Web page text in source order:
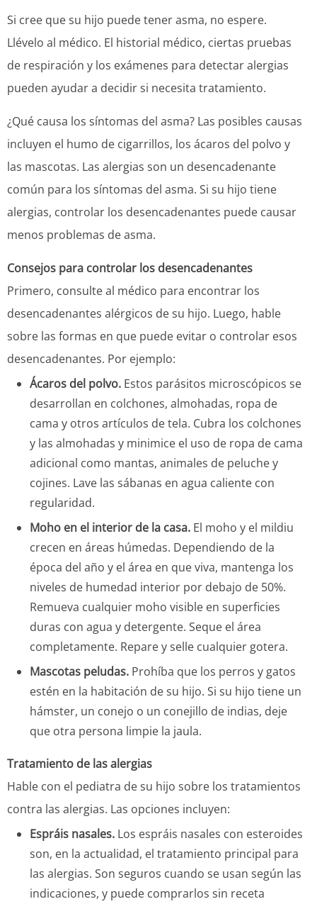
Si cree que su hijo puede tener asma, no espere.
Llévelo al médico. El historial médico, ciertas pruebas
de respiración y los exámenes para detectar alergias
pueden ayudar a decidir si necesita tratamiento.
¿Qué causa los síntomas del asma? Las posibles causas
incluyen el humo de cigarrillos, los ácaros del polvo y
las mascotas. Las alergias son un desencadenante
común para los síntomas del asma. Si su hijo tiene
alergias, controlar los desencadenantes puede causar
menos problemas de asma.
Consejos para controlar los desencadenantes
Primero, consulte al médico para encontrar los
desencadenantes alérgicos de su hijo. Luego, hable
sobre las formas en que puede evitar o controlar esos
desencadenantes. Por ejemplo:
Ácaros del polvo. Estos parásitos microscópicos se
desarrollan en colchones, almohadas, ropa de
cama y otros artículos de tela. Cubra los colchones
y las almohadas y minimice el uso de ropa de cama
adicional como mantas, animales de peluche y
cojines. Lave las sábanas en agua caliente con
regularidad.
Moho en el interior de la casa. El moho y el mildiu
crecen en áreas húmedas. Dependiendo de la
época del año y el área en que viva, mantenga los
niveles de humedad interior por debajo de 50%.
Remueva cualquier moho visible en superficies
duras con agua y detergente. Seque el área
completamente. Repare y selle cualquier gotera.
Mascotas peludas. Prohíba que los perros y gatos
estén en la habitación de su hijo. Si su hijo tiene un
hámster, un conejo o un conejillo de indias, deje
que otra persona limpie la jaula.
Tratamiento de las alergias
Hable con el pediatra de su hijo sobre los tratamientos
contra las alergias. Las opciones incluyen:
Espráis nasales. Los espráis nasales con esteroides
son, en la actualidad, el tratamiento principal para
las alergias. Son seguros cuando se usan según las
indicaciones, y puede comprarlos sin receta